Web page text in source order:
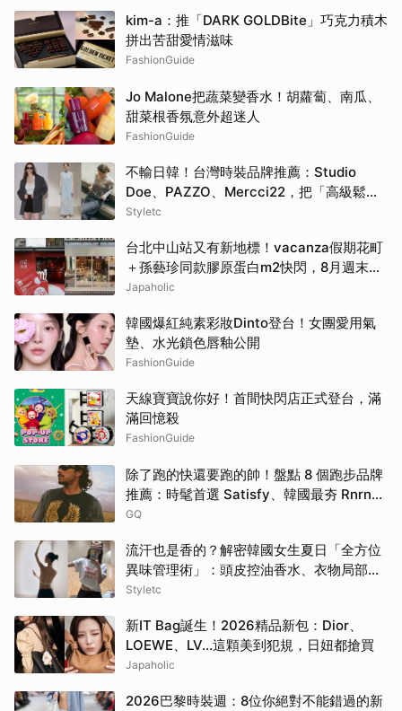
kim-a：推「DARK GOLDBite」巧克力積木
拼出苦甜愛情滋味
FashionGuide
Jo Malone把蔬菜變香水！胡蘿蔔、南瓜、
甜菜根香氛意外超迷人
FashionGuide
不輸日韓！台灣時裝品牌推薦：Studio
Doe、PAZZO、Mercci22，把「高級鬆弛
感」穿成日常
Styletc
台北中山站又有新地標！vacanza假期花町
＋孫藝珍同款膠原蛋白m2快閃，8月週末必
逛這2大爆款景點
Japaholic
韓國爆紅純素彩妝Dinto登台！女團愛用氣
墊、水光鎖色唇釉公開
FashionGuide
天線寶寶說你好！首間快閃店正式登台，滿
滿回憶殺
FashionGuide
除了跑的快還要跑的帥！盤點 8 個跑步品牌
推薦：時髦首選 Satisfy、韓國最夯 Rnrn
全都要擁有！
GQ
流汗也是香的？解密韓國女生夏日「全方位
異味管理術」：頭皮控油香水、衣物局部消
臭，打造自帶母胎偽體香
Styletc
新IT Bag誕生！2026精品新包：Dior、
LOEWE、LV…這顆美到犯規，日妞都搶買
Japaholic
2026巴黎時裝週：8位你絕對不能錯過的新